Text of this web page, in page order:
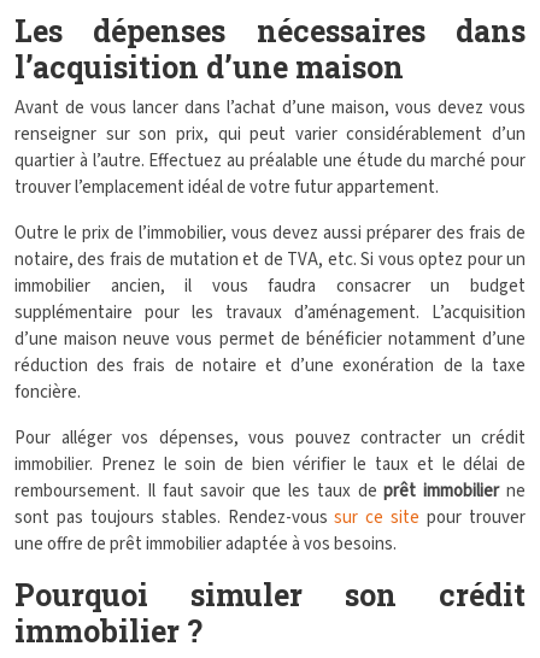
Les dépenses nécessaires dans
l’acquisition d’une maison
Avant de vous lancer dans l’achat d’une maison, vous devez vous
renseigner sur son prix, qui peut varier considérablement d’un
quartier à l’autre. Effectuez au préalable une étude du marché pour
trouver l’emplacement idéal de votre futur appartement.
Outre le prix de l’immobilier, vous devez aussi préparer des frais de
notaire, des frais de mutation et de TVA, etc. Si vous optez pour un
immobilier ancien, il vous faudra consacrer un budget
supplémentaire pour les travaux d’aménagement. L’acquisition
d’une maison neuve vous permet de bénéficier notamment d’une
réduction des frais de notaire et d’une exonération de la taxe
foncière.
Pour alléger vos dépenses, vous pouvez contracter un crédit
immobilier. Prenez le soin de bien vérifier le taux et le délai de
remboursement. Il faut savoir que les taux deprêt immobilierne
sont pas toujours stables. Rendez-voussur ce site pour trouver
une offre de prêt immobilier adaptée à vos besoins.
Pourquoi simuler son crédit
immobilier ?